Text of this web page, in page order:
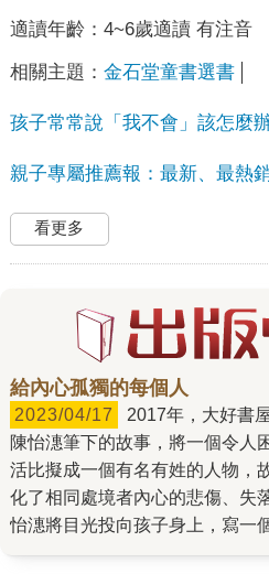
適讀年齡： 4~6歲適讀 有注音
相關主題： 金石堂童書選書
孩子常常說「我不會」該怎麼
親子專屬推薦報：最新、最熱
看更多
給內心孤獨的每個人
2023/04/17
陳怡潓筆下的故事，將一個令人
活比擬成一個有名有姓的人物，
化了相同處境者內心的悲傷、失
怡潓將目光投向孩子身上，寫一